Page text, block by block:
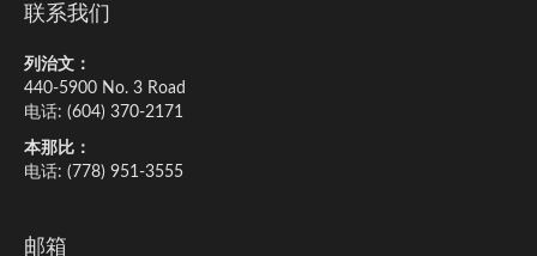
联系我们
列治文：
440-5900 No. 3 Road
电话: (604) 370-2171
本那比：
电话: (778) 951-3555
邮箱